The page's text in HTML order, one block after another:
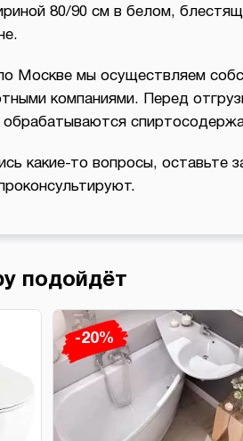
80/90 см в белом,
Москве мы осуществляем
компаниями. Перед
обрабатываются
какие-то вопросы, оставьте
подойдёт
-20%